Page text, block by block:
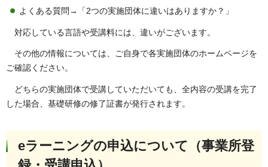
よくある質問→「2つの実施団体に違いはありますか？」
対応している言語や受講料には、違いがございます。
その他の情報については、ご自身で各実施団体のホームページを
ご確認ください。
どちらの実施団体で受講していただいても、全内容の受講を完了
した場合、基礎研修の修了証書が発行されます。
eラーニングの申込について（事業所登